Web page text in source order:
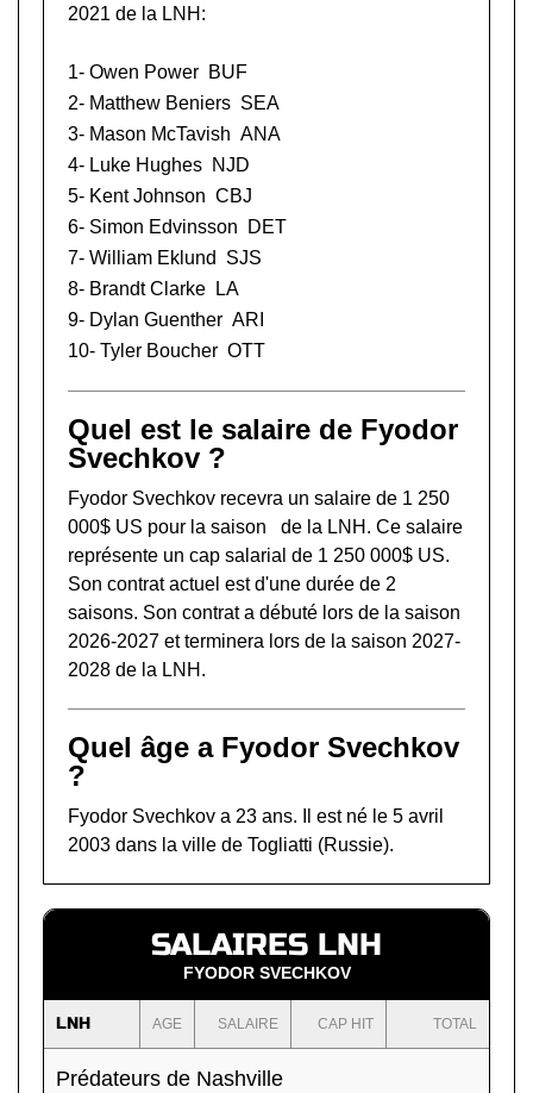
2021 de la LNH:
1- Owen Power BUF
2- Matthew Beniers SEA
3- Mason McTavish ANA
4- Luke Hughes NJD
5- Kent Johnson CBJ
6- Simon Edvinsson
DET
7- William Eklund
SJS
8- Brandt Clarke
LA
9- Dylan Guenther ARI
10- Tyler Boucher OTT
Quel est le salaire de Fyodor
Svechkov ?
Fyodor Svechkov recevra un salaire de 1 250
000$ US pour la saison de la LNH. Ce salaire
représente un cap salarial de 1 250 000$ US.
Son contrat actuel est d'une durée de 2
saisons. Son contrat a débuté lors de la saison
2026-2027 et terminera lors de la saison 2027-
2028 de la LNH.
Quel âge a Fyodor Svechkov
?
Fyodor Svechkov a 23 ans. Il est né le 5 avril
2003 dans la ville de Togliatti (Russie).
SALAIRES LNH
FYODOR SVECHKOV
LNH AGE SALAIRE CAP HIT TOTAL
Prédateurs de Nashville